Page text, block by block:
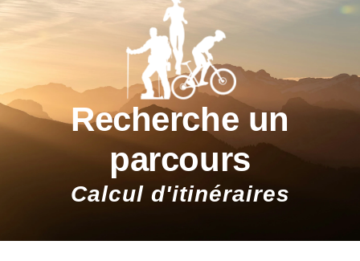
Recherche un
parcours
Calcul d'itinéraires